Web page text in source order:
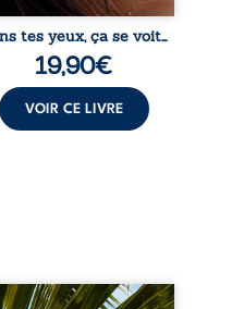
tes yeux, ça se voit…
19,90€
VOIR CE LIVRE